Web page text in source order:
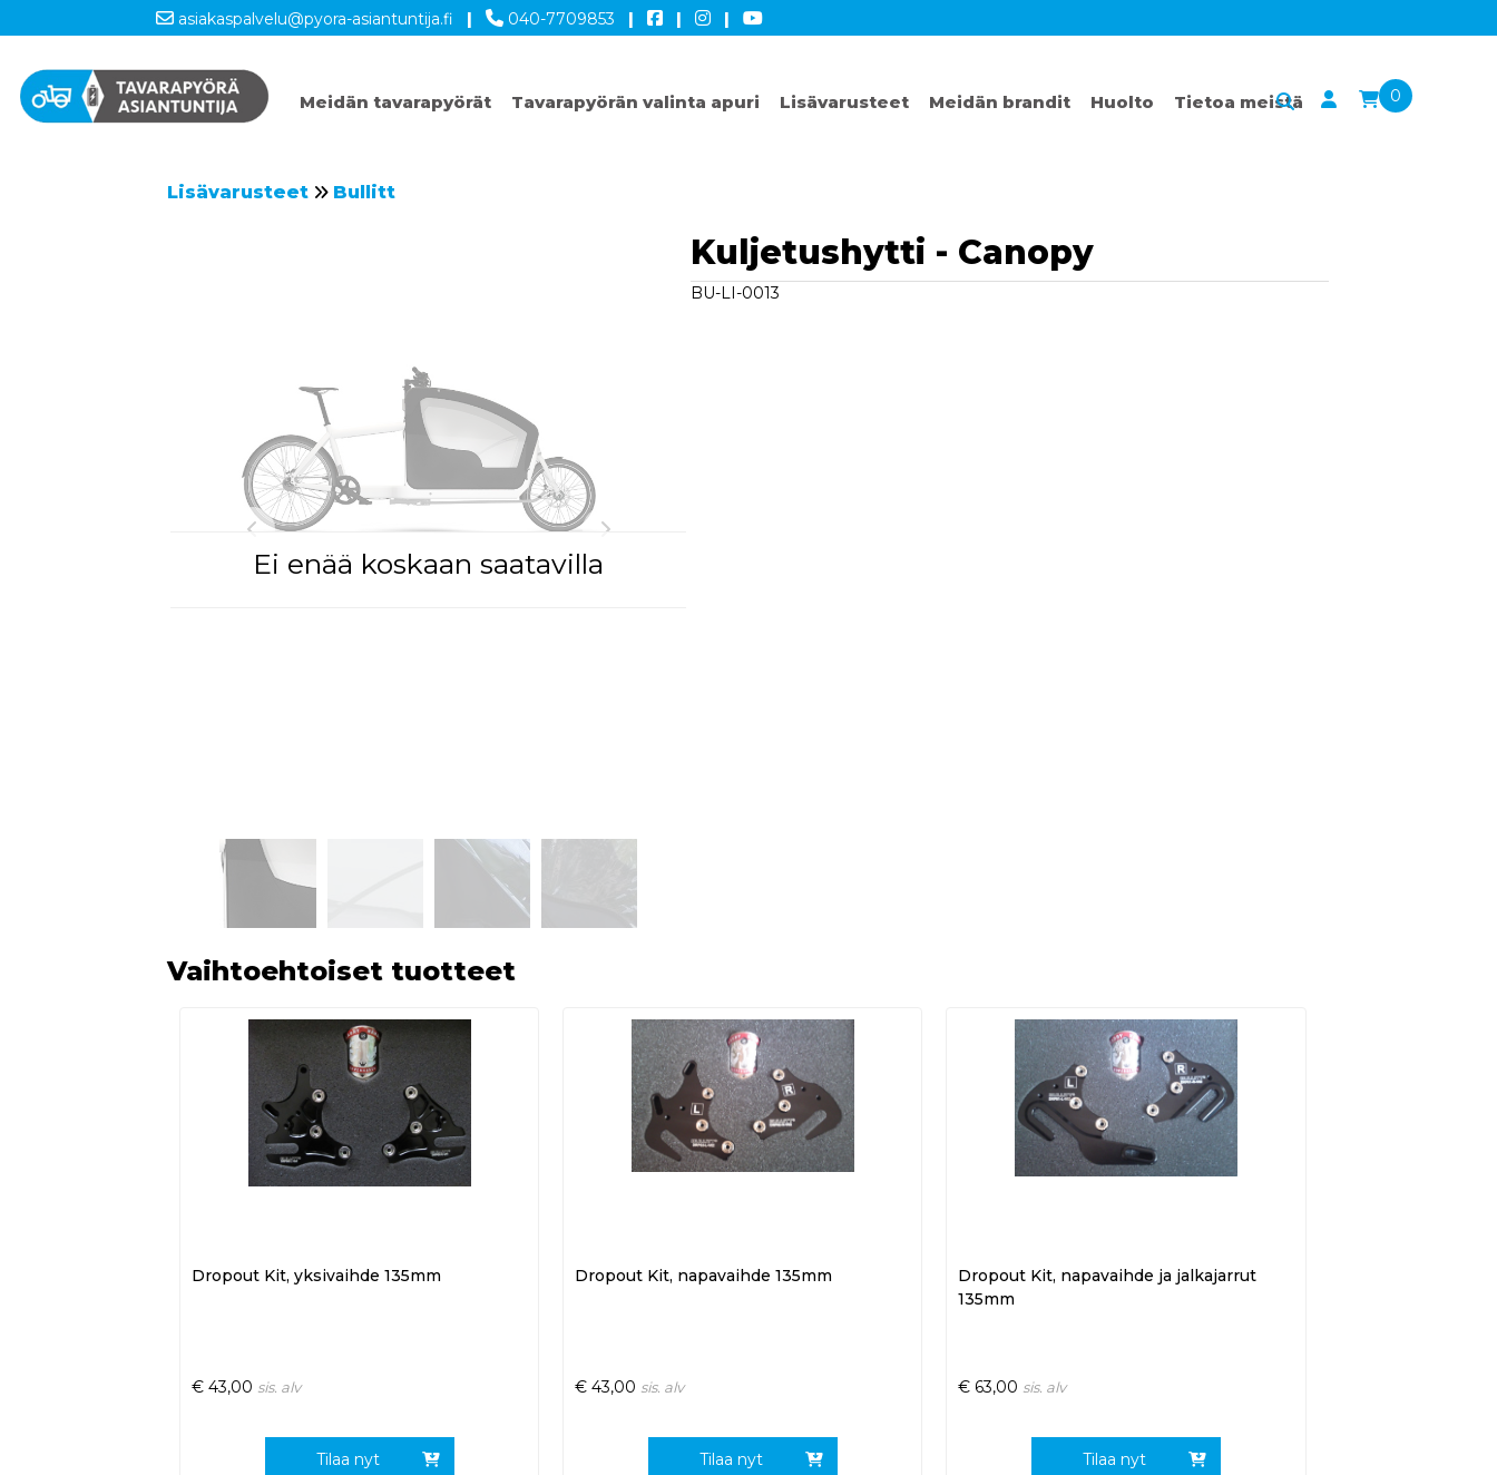
asiakaspalvelu@pyora-asiantuntija.fi | 040-7709853 | | |
Meidän tavarapyörät Tavarapyörän valinta apuri Lisävarusteet Meidän brandit Huolto Tietoa meistä 0
Lisävarusteet Bullitt
Ei enää koskaan saatavilla
Kuljetushytti - Canopy
BU-LI-0013
Vaihtoehtoiset tuotteet
Dropout Kit, yksivaihde 135mm
€ 43,00 sis. alv
Tilaa nyt
Dropout Kit, napavaihde 135mm
€ 43,00 sis. alv
Tilaa nyt
Dropout Kit, napavaihde ja jalkajarrut
135mm
€ 63,00 sis. alv
Tilaa nyt